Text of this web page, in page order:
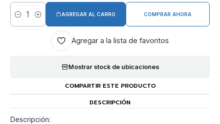
Cantidad
AGREGAR AL CARRO COMPRAR AHORA
Agregar a la lista de favoritos
Mostrar stock de ubicaciones
COMPARTIR ESTE PRODUCTO
DESCRIPCIÓN
Descripción: